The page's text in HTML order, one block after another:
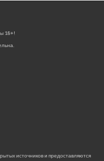
18+!
источников и предоставляются